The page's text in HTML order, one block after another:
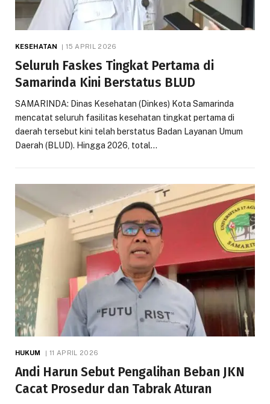
KESEHATAN 15 APRIL 2026
Seluruh Faskes Tingkat Pertama di
Samarinda Kini Berstatus BLUD
SAMARINDA: Dinas Kesehatan (Dinkes) Kota Samarinda
mencatat seluruh fasilitas kesehatan tingkat pertama di
daerah tersebut kini telah berstatus Badan Layanan Umum
Daerah (BLUD). Hingga 2026, total…
HUKUM 11 APRIL 2026
Andi Harun Sebut Pengalihan Beban JKN
Cacat Prosedur dan Tabrak Aturan